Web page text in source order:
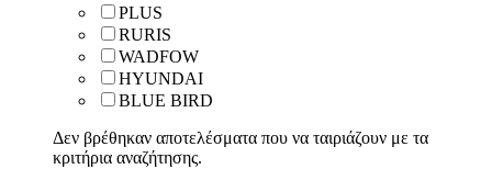
PLUS
RURIS
WADFOW
HYUNDAI
BLUE BIRD
Δεν βρέθηκαν αποτελέσματα που να ταιριάζουν με τα
κριτήρια αναζήτησης.